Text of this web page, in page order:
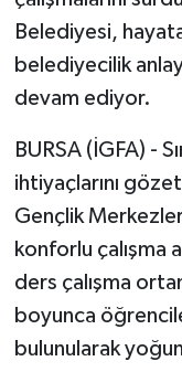
Belediyesi,
belediyecilik
devam ediyor.
BURSA (İGFA) -
ihtiyaçlarını
Gençlik
konforlu çalışma
ders çalışma
boyunca
bulunularak